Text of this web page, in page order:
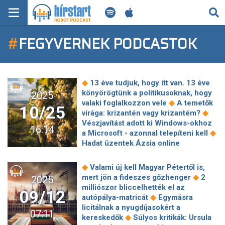
KERESÉS
KEZDŐLAP
FRISS HÍREK
TECH HÍREK
FILM-ZENE-SZÓRAKOZÁS
PLAYLIST
MI AZ A ROBOT PODCAST?
#FEGYVERNEK PODCASTOK
2025
10/25
16:14
◆ 13 éve tudjuk, hogy itt van. 13 éve
könyörögtünk a politikusoknak, hogy
valaki foglalkozzon vele ◆ A temetők
virága: krizantén vagy krizantém? ◆
Vészjavítást adott ki Windows-okhoz
a Microsoft - azonnal telepíteni kell ◆
Hadat üzentek Ázsia online
terápián tesztelte, hogyan teljesít
pszichológusként az AI◆ Új Micro
LED tévét küld csatába az LG! ◆Kapu
Tibor után újabb magyar asztronauta
készül a világűrbe◆Robotok veszik
át az Amazonban az emberek helyét
2025
09/12
07:11
◆ Valami új kell Magyar Pétertől is,
mert jön a fideszes gőzhenger ◆ 2
milliószor bliccelhették el az
autópálya-matricát ◆ Egymásra
licitálnak a nyugdíjasokért a
kereskedők ◆ Súlyos kritikák: Ursula